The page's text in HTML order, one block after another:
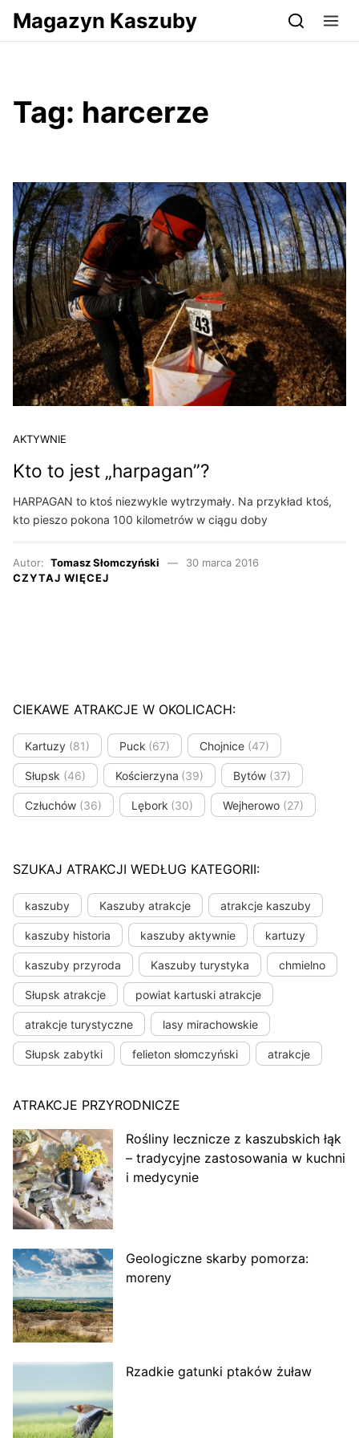
Przejdź do serwisu magazynkaszuby.pl
Magazyn Kaszuby
Tag: harcerze
AKTYWNIE
Kto to jest „harpagan”?
HARPAGAN to ktoś niezwykle wytrzymały. Na przykład ktoś,
kto pieszo pokona 100 kilometrów w ciągu doby
Autor: Tomasz Słomczyński
30 marca 2016
CZYTAJ WIĘCEJ
CIEKAWE ATRAKCJE W OKOLICACH:
Kartuzy (81) Puck (67) Chojnice (47)
Słupsk (46) Kościerzyna (39) Bytów (37)
Człuchów (36) Lębork (30) Wejherowo (27)
SZUKAJ ATRAKCJI WEDŁUG KATEGORII:
kaszuby Kaszuby atrakcje atrakcje kaszuby
kaszuby historia kaszuby aktywnie kartuzy
kaszuby przyroda Kaszuby turystyka chmielno
Słupsk atrakcje powiat kartuski atrakcje
atrakcje turystyczne lasy mirachowskie
Słupsk zabytki felieton słomczyński atrakcje
ATRAKCJE PRZYRODNICZE
Rośliny lecznicze z kaszubskich łąk
– tradycyjne zastosowania w kuchni
i medycynie
Geologiczne skarby pomorza:
moreny
Rzadkie gatunki ptaków żuław